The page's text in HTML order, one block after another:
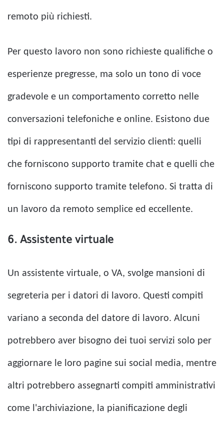
remoto più richiesti.
Per questo lavoro non sono richieste qualifiche o
esperienze pregresse, ma solo un tono di voce
gradevole e un comportamento corretto nelle
conversazioni telefoniche e online. Esistono due
tipi di rappresentanti del servizio clienti: quelli
che forniscono supporto tramite chat e quelli che
forniscono supporto tramite telefono. Si tratta di
un lavoro da remoto semplice ed eccellente.
6. Assistente virtuale
Un assistente virtuale, o VA, svolge mansioni di
segreteria per i datori di lavoro. Questi compiti
variano a seconda del datore di lavoro. Alcuni
potrebbero aver bisogno dei tuoi servizi solo per
aggiornare le loro pagine sui social media, mentre
altri potrebbero assegnarti compiti amministrativi
come l'archiviazione, la pianificazione degli